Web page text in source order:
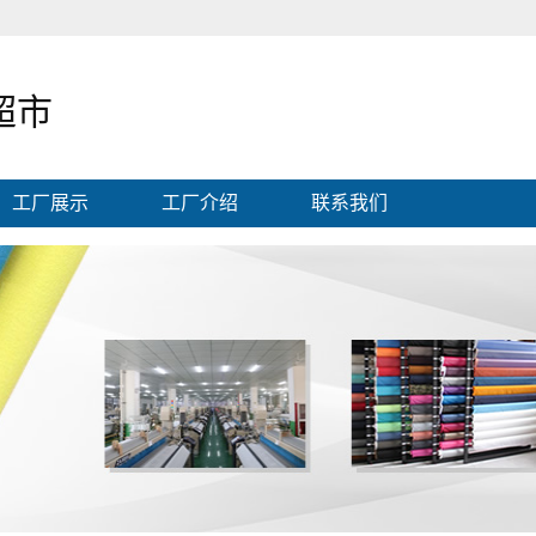
市
工厂展示 工厂介绍 联系我们